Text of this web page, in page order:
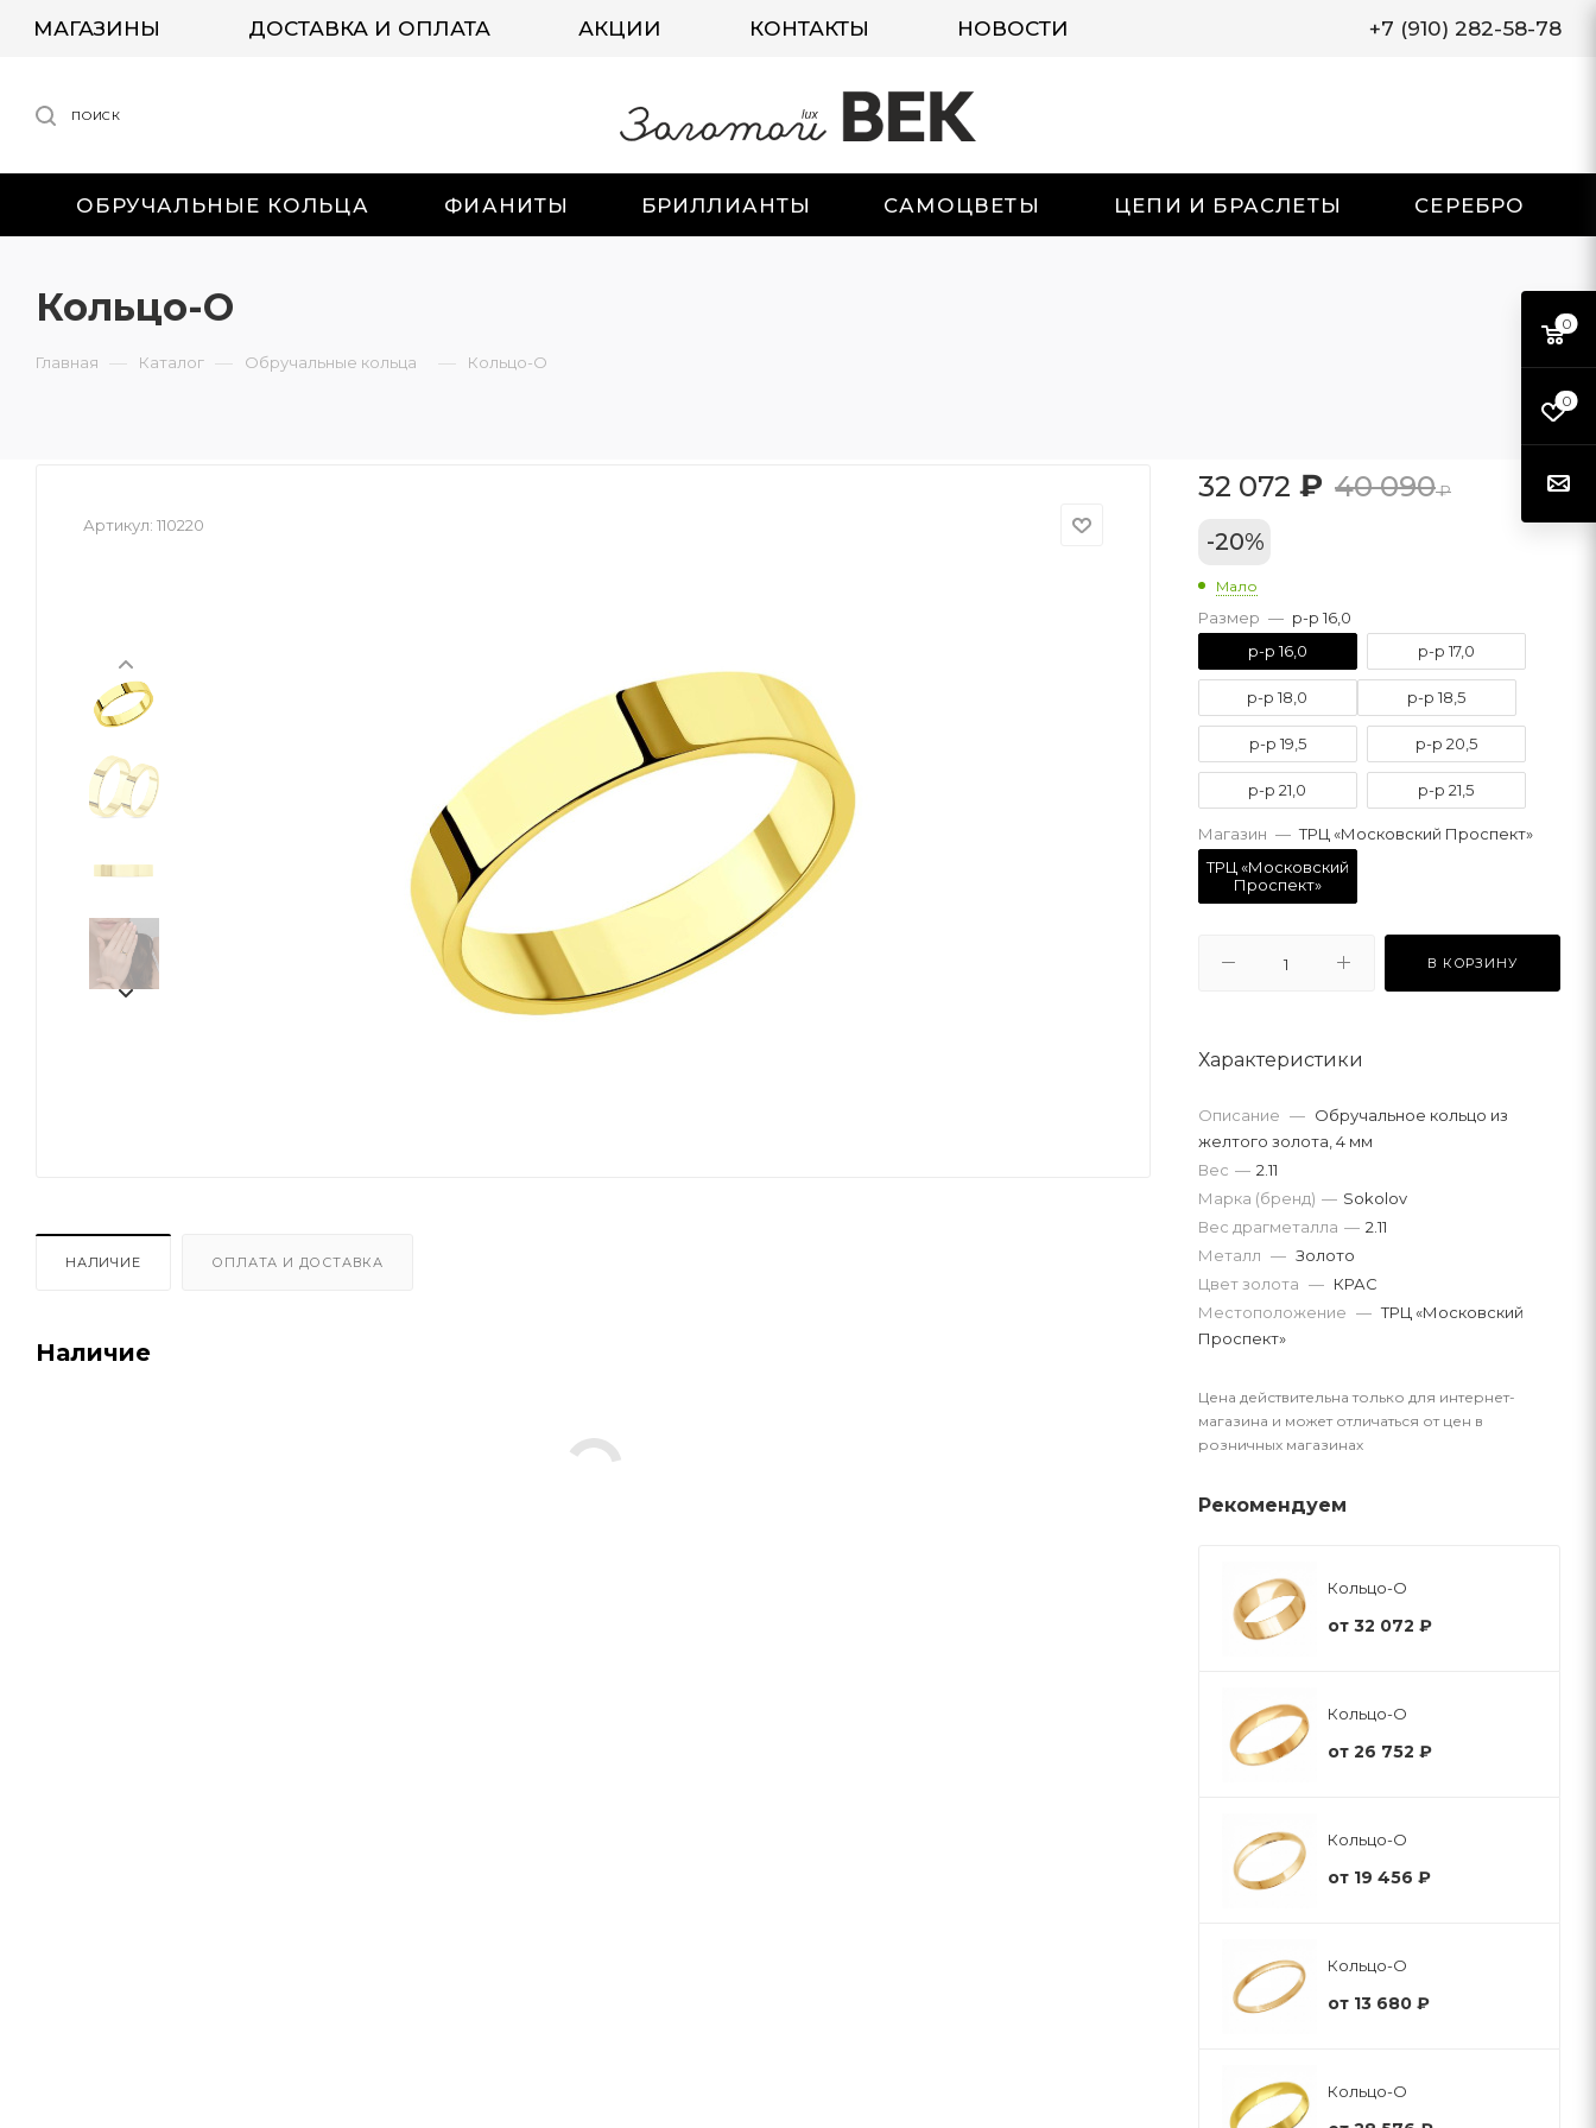
МАГАЗИНЫ ДОСТАВКА И ОПЛАТА АКЦИИ КОНТАКТЫ НОВОСТИ +7 (910) 282-58-78
ПОИСК
ОБРУЧАЛЬНЫЕ КОЛЬЦА ФИАНИТЫ БРИЛЛИАНТЫ САМОЦВЕТЫ ЦЕПИ И БРАСЛЕТЫ СЕРЕБРО
Кольцо-О
Главная — Каталог — Обручальные кольца — Кольцо-О
Артикул: 110220
НАЛИЧИЕ ОПЛАТА И ДОСТАВКА
Наличие
32 072 ₽ 40 090₽
-20%
Мало
Размер — р-р 16,0
р-р 16,0
р-р 17,0
р-р 18,0 р-р 18,5
р-р 19,5 р-р 20,5
р-р 21,0 р-р 21,5
Магазин — ТРЦ «Московский Проспект»
ТРЦ «Московский
Проспект»
В КОРЗИНУ
Характеристики
Описание — Обручальное кольцо из
желтого золота, 4 мм
Вес драгметалла — 2.11
Марка (бренд) — Sokolov
Вес — 2.11
Металл — Золото
Цвет золота — КРАС
Местоположение — ТРЦ «Московский
Проспект»
Цена действительна только для интернет-
магазина и может отличаться от цен в
розничных магазинах
Рекомендуем
Кольцо-О
от 32 072 ₽
Кольцо-О
от 26 752 ₽
Кольцо-О
от 19 456 ₽
Кольцо-О
от 13 680 ₽
Кольцо-О
0
0